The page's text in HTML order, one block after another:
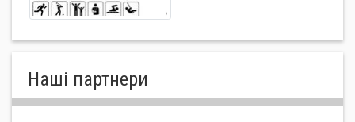
Нашi партнери